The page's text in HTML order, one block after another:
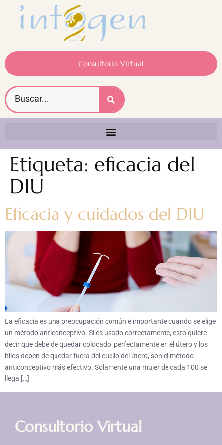
Consultorio Virtual
Etiqueta: eficacia del
DIU
Eficacia y cuidados del DIU
La eficacia es una preocupación común e importante cuando se elige
un método anticonceptivo. Si es usado correctamente, esto quiere
decir que debe de quedar colocado perfectamente en el útero y los
hilos deben de quedar fuera del cuello del útero, son el método
anticonceptivo más efectivo. Solamente una mujer de cada 100 se
llega […]
Consultorio Virtual